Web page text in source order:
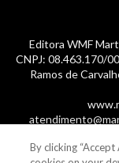
Editora WMF
CNPJ: 08.463.170/
Ramos de
© 2014 -2026,
By clicking